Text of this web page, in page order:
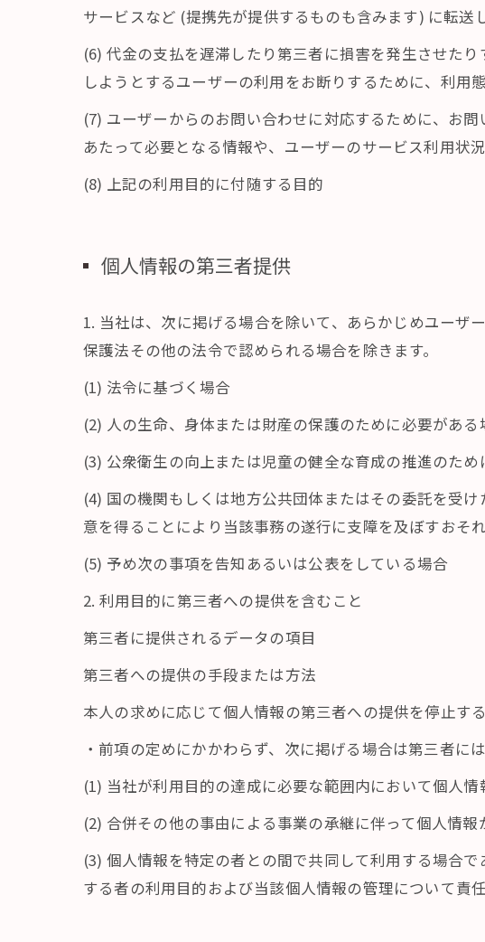
サービスなど (提携先が提供するものも含みます) に転送
(6) 代金の支払を遅滞したり第三者に損害を発生させた
しようとするユーザーの利用をお断りするために、利
(7) ユーザーからのお問い合わせに対応するために、お
あたって必要となる情報や、ユーザーのサービス利用状
(8) 上記の利用目的に付随する目的
個人情報の第三者提供
1. 当社は、次に掲げる場合を除いて、あらかじめユー
保護法その他の法令で認められる場合を除きます。
(1) 法令に基づく場合
(2) 人の生命、身体または財産の保護のために必要があ
(3) 公衆衛生の向上または児童の健全な育成の推進のた
(4) 国の機関もしくは地方公共団体またはその委託を受
意を得ることにより当該事務の遂行に支障を及ぼすおそ
(5) 予め次の事項を告知あるいは公表をしている場合
2. 利用目的に第三者への提供を含むこと
第三者に提供されるデータの項目
第三者への提供の手段または方法
本人の求めに応じて個人情報の第三者への提供を停止す
・前項の定めにかかわらず、次に掲げる場合は第三者に
(1) 当社が利用目的の達成に必要な範囲内において個人
(2) 合併その他の事由による事業の承継に伴って個人情
(3) 個人情報を特定の者との間で共同して利用する場合
する者の利用目的および当該個人情報の管理について責